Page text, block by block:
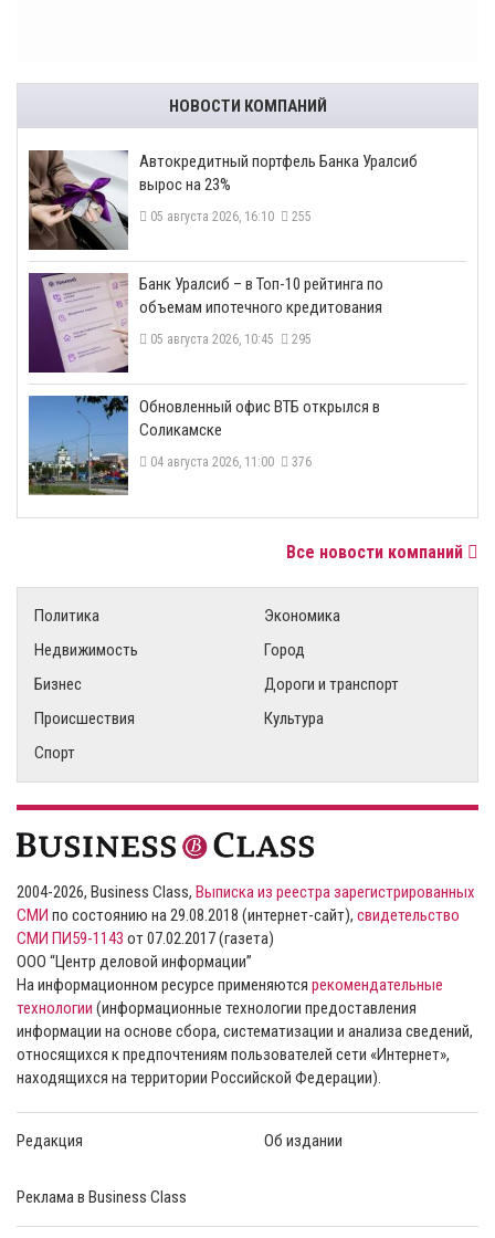
НОВОСТИ КОМПАНИЙ
​Автокредитный портфель Банка Уралсиб
вырос на 23%
05 августа 2026, 16:10 255
​Банк Уралсиб – в Топ-10 рейтинга по
объемам ипотечного кредитования
05 августа 2026, 10:45 295
​Обновленный офис ВТБ открылся в
Соликамске
04 августа 2026, 11:00 376
Все новости компаний
Политика
Экономика
Недвижимость
Город
Бизнес
Дороги и транспорт
Происшествия
Культура
Спорт
2004-2026, Business Class, Выписка из реестра зарегистрированных
СМИ по состоянию на 29.08.2018 (интернет-сайт), свидетельство
СМИ ПИ59-1143 от 07.02.2017 (газета)
ООО “Центр деловой информации”
На информационном ресурсе применяются рекомендательные
технологии (информационные технологии предоставления
информации на основе сбора, систематизации и анализа сведений,
относящихся к предпочтениям пользователей сети «Интернет»,
находящихся на территории Российской Федерации).
Редакция Об издании
Реклама в Business Class